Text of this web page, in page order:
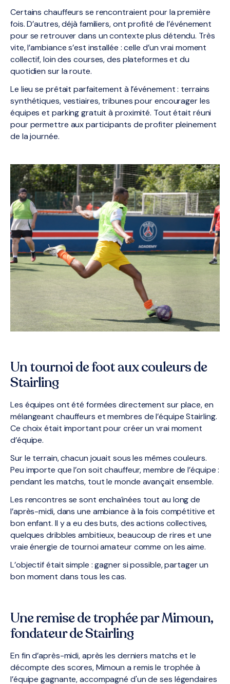
Certains chauffeurs se rencontraient pour la première
fois. D’autres, déjà familiers, ont profité de l’événement
pour se retrouver dans un contexte plus détendu. Très
vite, l’ambiance s’est installée : celle d’un vrai moment
collectif, loin des courses, des plateformes et du
quotidien sur la route.
Le lieu se prêtait parfaitement à l’événement : terrains
synthétiques, vestiaires, tribunes pour encourager les
équipes et parking gratuit à proximité. Tout était réuni
pour permettre aux participants de profiter pleinement
de la journée.
Un tournoi de foot aux couleurs de
Stairling
Les équipes ont été formées directement sur place, en
mélangeant chauffeurs et membres de l’équipe Stairling.
Ce choix était important pour créer un vrai moment
d’équipe.
Sur le terrain, chacun jouait sous les mêmes couleurs.
Peu importe que l’on soit chauffeur, membre de l’équipe :
pendant les matchs, tout le monde avançait ensemble.
Les rencontres se sont enchaînées tout au long de
l’après-midi, dans une ambiance à la fois compétitive et
bon enfant. Il y a eu des buts, des actions collectives,
quelques dribbles ambitieux, beaucoup de rires et une
vraie énergie de tournoi amateur comme on les aime.
L’objectif était simple : gagner si possible, partager un
bon moment dans tous les cas.
Une remise de trophée par Mimoun,
fondateur de Stairling
En fin d’après-midi, après les derniers matchs et le
décompte des scores, Mimoun a remis le trophée à
l’équipe gagnante, accompagné d'un de ses légendaires